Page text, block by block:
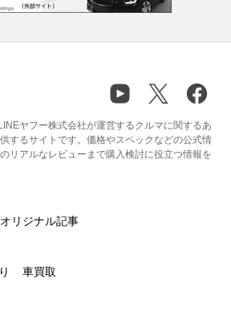
ヤフー株式会社が運営するクルマに関するあ
するサイトです。価格やスペックなどの公式情
リアルなレビューまで購入検討に役立つ情報を
オリジナル記事
車買取